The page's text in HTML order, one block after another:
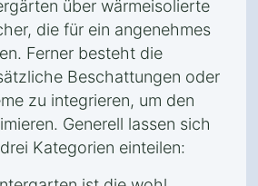
über wärmeisolierte
die für ein angenehmes
Ferner besteht die
Beschattungen oder
zu integrieren, um den
Generell lassen sich
Kategorien einteilen: